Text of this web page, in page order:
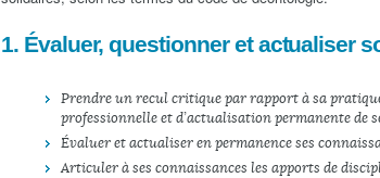
1. Évaluer, questionner et actualiser
Prendre un recul critique par rapport à sa
professionnelle et d’actualisation permanente de
Évaluer et actualiser en permanence ses
Articuler à ses connaissances les apports de